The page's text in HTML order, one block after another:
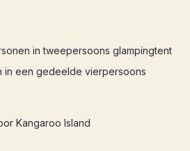
in tweepersoons glampingtent
een gedeelde vierpersoons
Kangaroo Island